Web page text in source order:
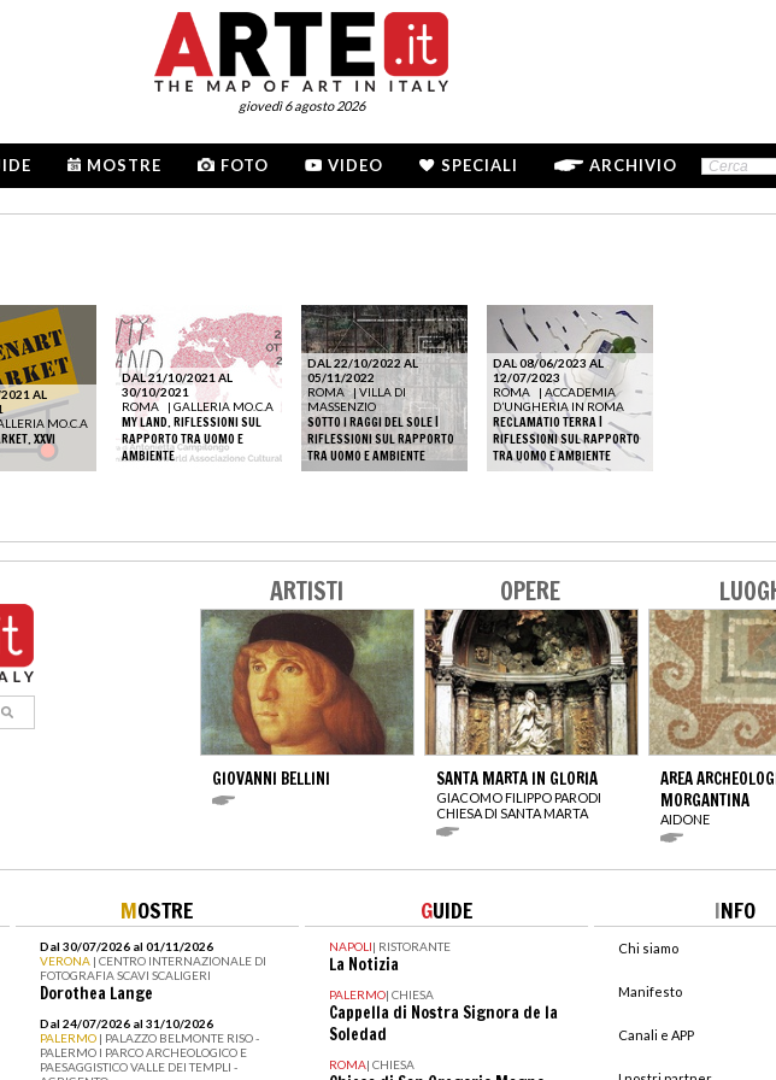
giovedì 6 agosto 2026
MOSTRE FOTO VIDEO SPECIALI ARCHIVIO
AL
MO.C.A
XXVI
DAL 21/10/2021 AL
30/10/2021
ROMA
| GALLERIA MO.C.A
MY LAND. RIFLESSIONI SUL
RAPPORTO TRA UOMO E
AMBIENTE
DAL 22/10/2022 AL
05/11/2022
ROMA | VILLA DI
MASSENZIO
SOTTO I RAGGI DEL SOLE |
RIFLESSIONI SUL RAPPORTO
TRA UOMO E AMBIENTE
DAL 08/06/2023 AL
12/07/2023
ROMA
| ACCADEMIA
D’UNGHERIA IN ROMA
RECLAMATIO TERRA |
RIFLESSIONI SUL RAPPORTO
TRA UOMO E AMBIENTE
ARTISTI
GIOVANNI BELLINI
OPERE
SANTA MARTA IN GLORIA
GIACOMO FILIPPO PARODI
CHIESA DI SANTA MARTA
AREA
MORGANTINA
AIDONE
MOSTRE
Dal 30/07/2026 al 01/11/2026
VERONA | CENTRO INTERNAZIONALE DI
FOTOGRAFIA SCAVI SCALIGERI
Dorothea Lange
Dal 24/07/2026 al 31/10/2026
PALERMO | PALAZZO BELMONTE RISO -
PALERMO I PARCO ARCHEOLOGICO E
PAESAGGISTICO VALLE DEI TEMPLI -
GUIDE
NAPOLI| RISTORANTE
La Notizia
PALERMO| CHIESA
Cappella di Nostra Signora de la
Soledad
ROMA| CHIESA
INFO
Chi siamo
Manifesto
Canali e APP